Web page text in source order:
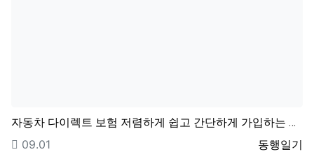
자동차 다이렉트 보험 저렴하게 쉽고 간단하게 가입하는 …
등록자
동행일기
등록일
09.01